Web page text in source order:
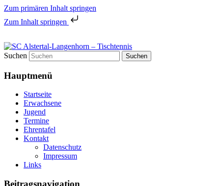
Zum primären Inhalt springen
Zum Inhalt springen
SC Alstertal-Langenhorn –
Tischtennis
Tischtennis in Hamburgs Norden
Suchen
Hauptmenü
Startseite
Erwachsene
Jugend
Termine
Ehrentafel
Kontakt
Datenschutz
Impressum
Links
Beitragsnavigation